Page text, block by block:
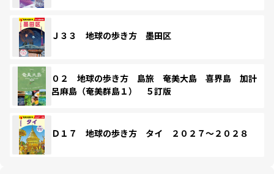
Ｊ３３ 地球の歩き方 墨田区
０２ 地球の歩き方 島旅 奄美大島 喜界島 加計
呂麻島（奄美群島１） ５訂版
Ｄ１７ 地球の歩き方 タイ ２０２７～２０２８